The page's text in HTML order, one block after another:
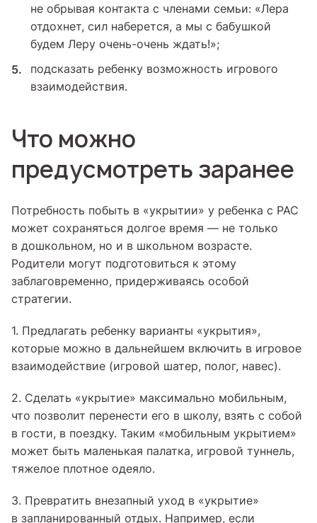
не обрывая контакта с членами семьи: «Лера
отдохнет, сил наберется, а мы с бабушкой
будем Леру очень-очень ждать!»;
подсказать ребенку возможность игрового
взаимодействия.
Что можно
предусмотреть заранее
Потребность побыть в «укрытии» у ребенка с РАС
может сохраняться долгое время — не только
в дошкольном, но и в школьном возрасте.
Родители могут подготовиться к этому
заблаговременно, придерживаясь особой
стратегии.
1. Предлагать ребенку варианты «укрытия»,
которые можно в дальнейшем включить в игровое
взаимодействие (игровой шатер, полог, навес).
2. Сделать «укрытие» максимально мобильным,
что позволит перенести его в школу, взять с собой
в гости, в поездку. Таким «мобильным укрытием»
может быть маленькая палатка, игровой туннель,
тяжелое плотное одеяло.
3. Превратить внезапный уход в «укрытие»
в запланированный отдых. Например, если